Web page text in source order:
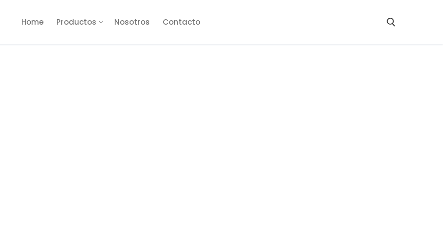
Home Productos Nosotros Contacto